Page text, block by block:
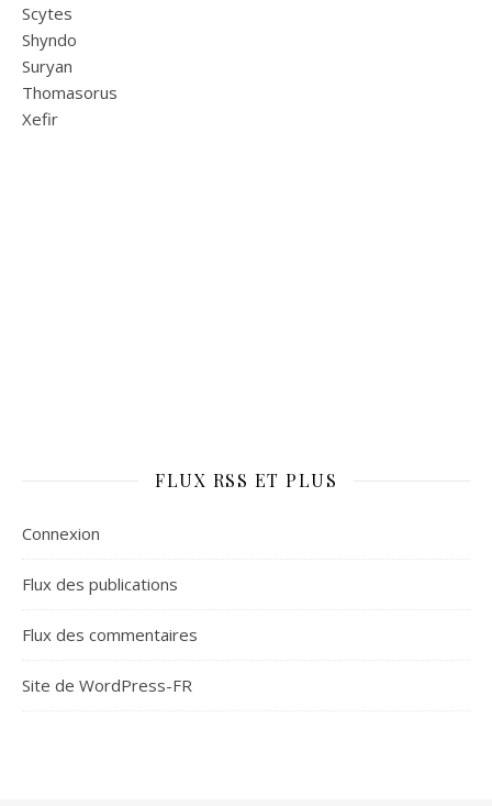
Scytes
Shyndo
Suryan
Thomasorus
Xefir
FLUX RSS ET PLUS
Connexion
Flux des publications
Flux des commentaires
Site de WordPress-FR